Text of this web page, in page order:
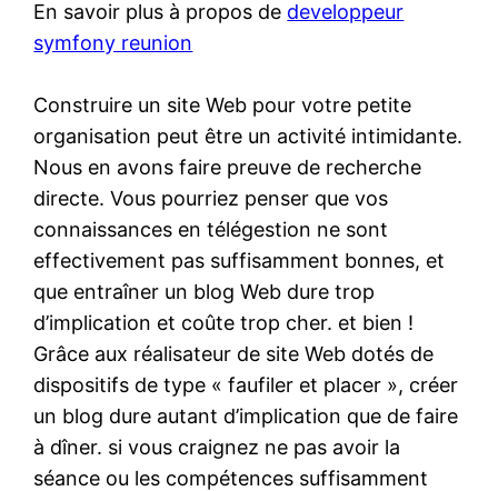
En savoir plus à propos de developpeur
symfony reunion
Construire un site Web pour votre petite
organisation peut être un activité intimidante.
Nous en avons faire preuve de recherche
directe. Vous pourriez penser que vos
connaissances en télégestion ne sont
effectivement pas suffisamment bonnes, et
que entraîner un blog Web dure trop
d’implication et coûte trop cher. et bien !
Grâce aux réalisateur de site Web dotés de
dispositifs de type « faufiler et placer », créer
un blog dure autant d’implication que de faire
à dîner. si vous craignez ne pas avoir la
séance ou les compétences suffisamment